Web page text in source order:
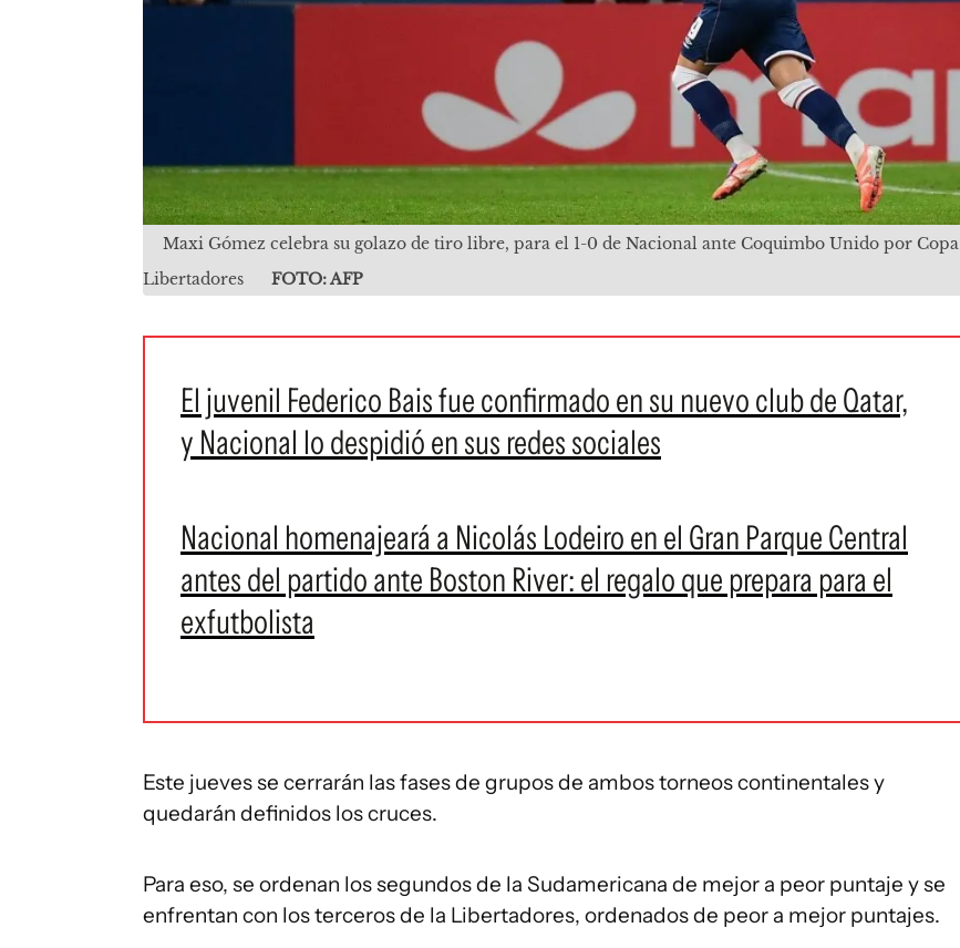
Maxi Gómez celebra su golazo de tiro libre, para el 1-0 de Nacional ante Coquimbo Unido por Copa
Libertadores
FOTO: AFP
El juvenil Federico Bais fue confirmado en su nuevo club de Qatar,
y Nacional lo despidió en sus redes sociales
Nacional homenajeará a Nicolás Lodeiro en el Gran Parque Central
antes del partido ante Boston River: el regalo que prepara para el
exfutbolista
Este jueves se cerrarán las fases de grupos de ambos torneos continentales y
quedarán definidos los cruces.
Para eso, se ordenan los segundos de la Sudamericana de mejor a peor puntaje y se
enfrentan con los terceros de la Libertadores, ordenados de peor a mejor puntajes.